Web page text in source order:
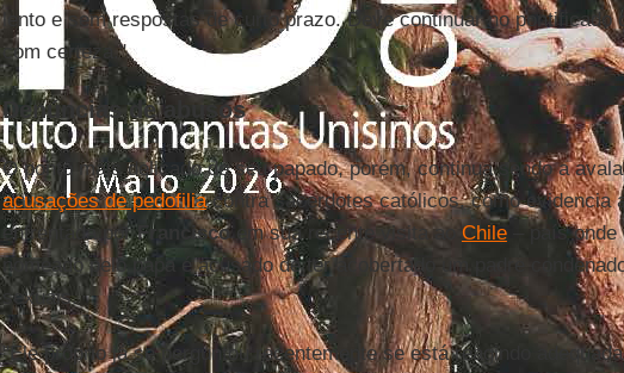
lento e sem respostas de curto prazo. Deve continuar no pontificado
com certeza."
Denúncias de abusos
O ponto mais delicado de seu papado, porém, continua sendo a
acusações de pedofiliacontra sacerdotes católicos, como evidencia
enfrentada porFranciscoem sua recente visita ao Chile– país onde
nomeado pelo papa é acusado de ter acobertado um padre
sexuais.
"Ele próprio já se perguntou recentemente se está reagindo